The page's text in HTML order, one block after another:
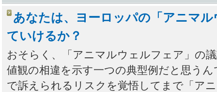
あなたは、ヨーロッパの「アニマ
ていけるか？
おそらく、「アニマルウェルフェア」の
値観の相違を示す一つの典型例だと思うん
で訴えられるリスクを覚悟してまで「ア